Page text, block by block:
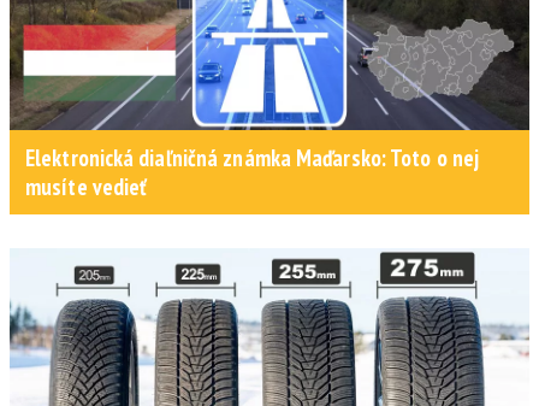
Elektronická diaľničná známka Maďarsko: Toto o nej
musíte vedieť